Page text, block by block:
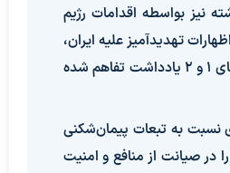
نیز بواسطه اقدامات رژیم
تهدیدآمیز علیه ایران،
بارها مرتکب نقض بندهای ۱ و ۲ یادداشت تفاهم شده
به تبعات پیمان‌شکنی‌
در صیانت از منافع و امنیت